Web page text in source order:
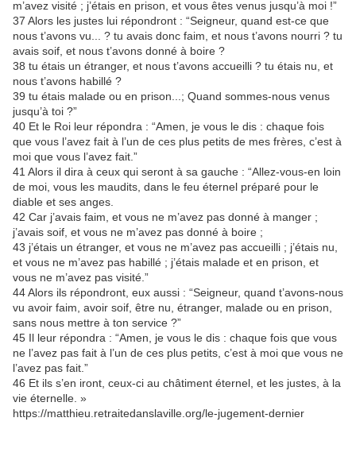
m’avez visité ; j’étais en prison, et vous êtes venus jusqu’à moi !”
37 Alors les justes lui répondront : “Seigneur, quand est-ce que
nous t’avons vu... ? tu avais donc faim, et nous t’avons nourri ? tu
avais soif, et nous t’avons donné à boire ?
38 tu étais un étranger, et nous t’avons accueilli ? tu étais nu, et
nous t’avons habillé ?
39 tu étais malade ou en prison...; Quand sommes-nous venus
jusqu’à toi ?”
40 Et le Roi leur répondra : “Amen, je vous le dis : chaque fois
que vous l’avez fait à l’un de ces plus petits de mes frères, c’est à
moi que vous l’avez fait.”
41 Alors il dira à ceux qui seront à sa gauche : “Allez-vous-en loin
de moi, vous les maudits, dans le feu éternel préparé pour le
diable et ses anges.
42 Car j’avais faim, et vous ne m’avez pas donné à manger ;
j’avais soif, et vous ne m’avez pas donné à boire ;
43 j’étais un étranger, et vous ne m’avez pas accueilli ; j’étais nu,
et vous ne m’avez pas habillé ; j’étais malade et en prison, et
vous ne m’avez pas visité.”
44 Alors ils répondront, eux aussi : “Seigneur, quand t’avons-nous
vu avoir faim, avoir soif, être nu, étranger, malade ou en prison,
sans nous mettre à ton service ?”
45 Il leur répondra : “Amen, je vous le dis : chaque fois que vous
ne l’avez pas fait à l’un de ces plus petits, c’est à moi que vous ne
l’avez pas fait.”
46 Et ils s’en iront, ceux-ci au châtiment éternel, et les justes, à la
vie éternelle. »
https://matthieu.retraitedanslaville.org/le-jugement-dernier